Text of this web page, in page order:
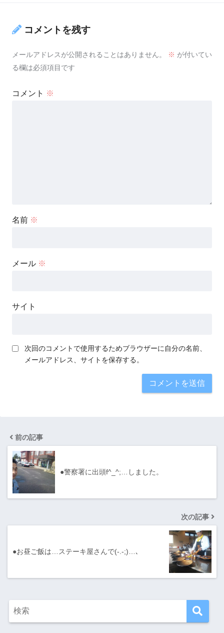
コメントを残す
メールアドレスが公開されることはありません。 ※ が付いてい
る欄は必須項目です
コメント ※
名前 ※
メール ※
サイト
次回のコメントで使用するためブラウザーに自分の名前、
メールアドレス、サイトを保存する。
前の記事
●警察署に出頭f^_^;…しました。
次の記事
●お昼ご飯は…ステーキ屋さんで(-.-;)…､